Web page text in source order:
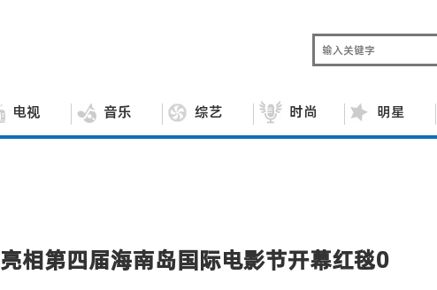
电视 音乐 综艺 时尚 明星
相第四届海南岛国际电影节开幕红毯0